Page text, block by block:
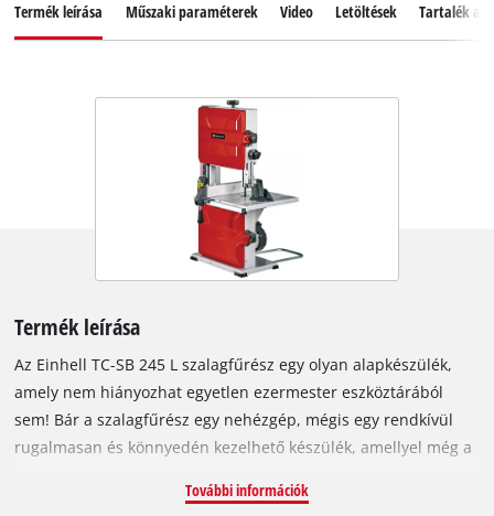
Termék leírása Műszaki paraméterek Video Letöltések Tartalék
Termék leírása
Az Einhell TC-SB 245 L szalagfűrész egy olyan alapkészülék,
amely nem hiányozhat egyetlen ezermester eszköztárából
sem! Bár a szalagfűrész egy nehézgép, mégis egy rendkívül
rugalmasan és könnyedén kezelhető készülék, amellyel még a
feladatát. Egyenes vagy ferde vonalú vágások, ferdén vagy
További információk